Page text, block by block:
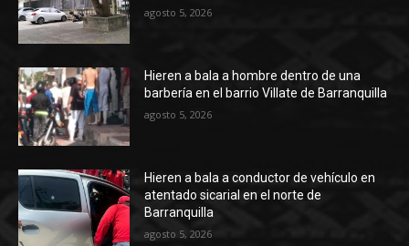
agosto 5, 2026
Hieren a bala a hombre dentro de una
barbería en el barrio Villate de Barranquilla
agosto 5, 2026
Hieren a bala a conductor de vehículo en
atentado sicarial en el norte de
Barranquilla
agosto 5, 2026